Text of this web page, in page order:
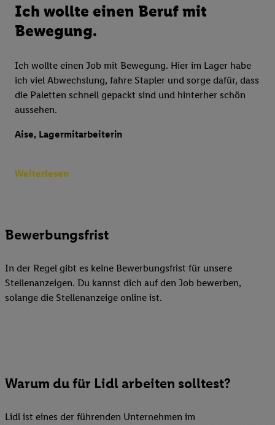
Ich wollte einen Beruf mit
Bewegung.
Ich wollte einen Job mit Bewegung. Hier im Lager habe
ich viel Abwechslung, fahre Stapler und sorge dafür, dass
die Paletten schnell gepackt sind und hinterher schön
aussehen.
Aise, Lagermitarbeiterin
Weiterlesen
Bewerbungsfrist
In der Regel gibt es keine Bewerbungsfrist für unsere
Stellenanzeigen. Du kannst dich auf den Job bewerben,
solange die Stellenanzeige online ist.
Warum du für Lidl arbeiten solltest?
Lidl ist eines der führenden Unternehmen im